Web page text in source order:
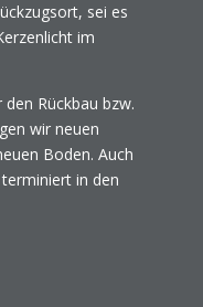
sei es
im
Rückbau bzw.
wir neuen
Boden. Auch
in den